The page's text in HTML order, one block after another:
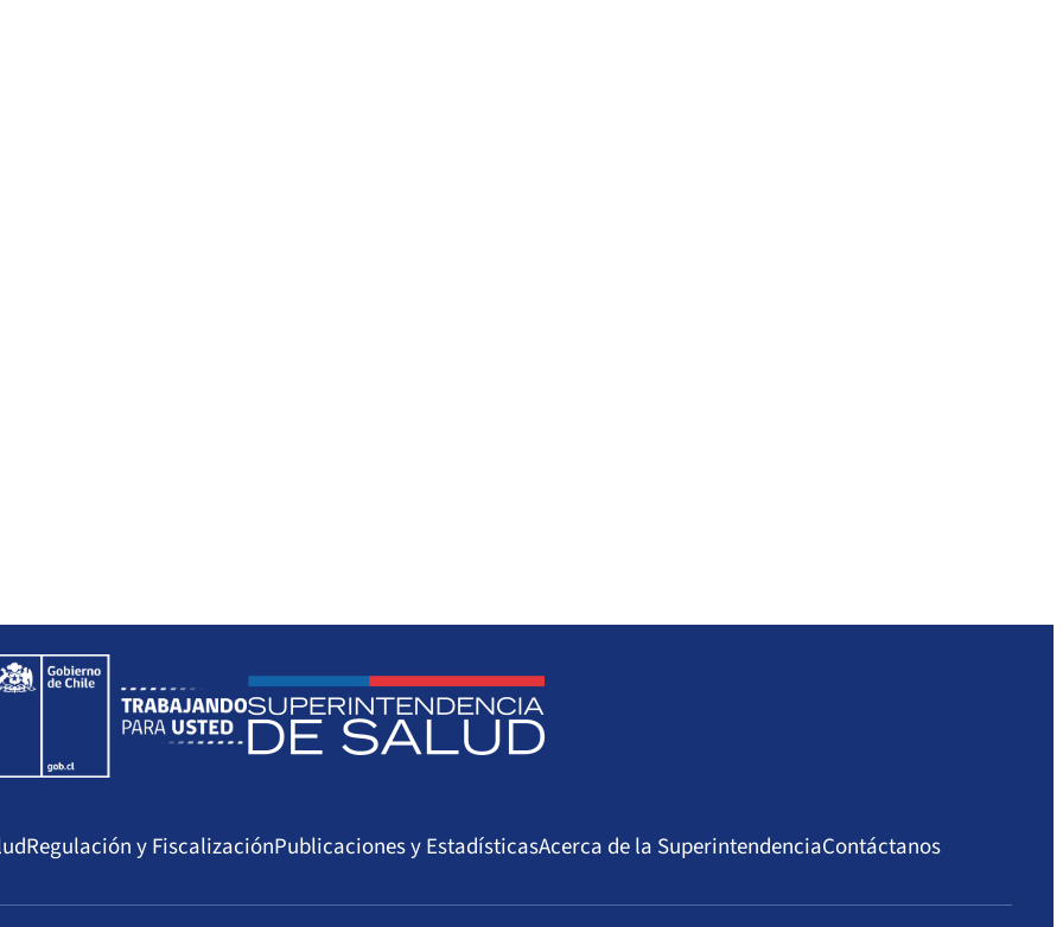
Regulación y FiscalizaciónPublicaciones y EstadísticasAcerca de la SuperintendenciaContáctanos